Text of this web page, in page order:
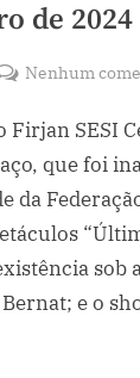
de 2024
Nenhum
Firjan SESI
que foi
sob
e o